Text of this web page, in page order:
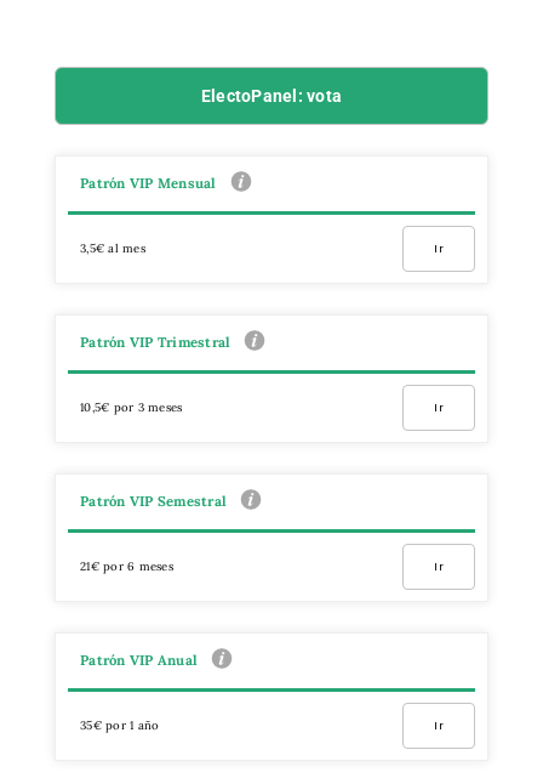
ElectoPanel: vota
Patrón VIP Mensual
3,5€ al mes Ir
Patrón VIP Trimestral
10,5€ por 3 meses Ir
Patrón VIP Semestral
21€ por 6 meses Ir
Patrón VIP Anual
35€ por 1 año Ir